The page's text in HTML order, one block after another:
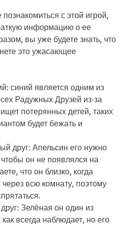
с этой игрой,
информацию о ее
вы уже будете знать, что
это ужасающее
синий является одним из
Радужных Друзей из-за
потерянных детей, таких
будет бежать и
друг: Апельсин его нужно
он не появлялся на
что он близко, когда
всю комнату, поэтому
Зелёная он один из
всегда наблюдает, но его